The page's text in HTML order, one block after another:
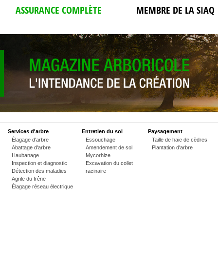
ASSURANCE COMPLÈTE MEMBRE DE LA SIAQ
Services d'arbre
Élagage d'arbre
Abattage d'arbre
Haubanage
Inspection et diagnostic
Détection des maladies
Agrile du frêne
Élagage réseau électrique
Entretien du sol
Essouchage
Amendement de sol
Mycorhize
Excavation du collet
racinaire
Paysagement
Taille de haie de cèdres
Plantation d'arbre